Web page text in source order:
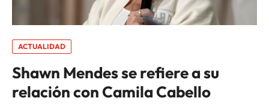
ACTUALIDAD
Shawn Mendes se refiere a su
relación con Camila Cabello